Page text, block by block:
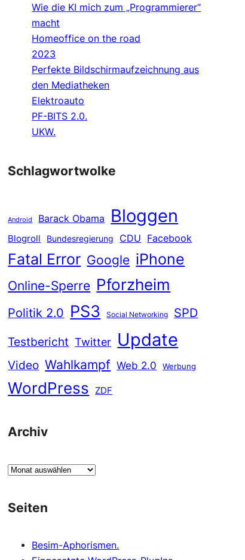
Wie die KI mich zum „Programmierer“
macht
Homeoffice on the road
2023
Perfekte Bildschirmaufzeichnung aus
den Mediatheken
Elektroauto
PF-BITS 2.0.
UKW.
Schlagwortwolke
Android Barack Obama Bloggen
Blogroll Bundesregierung CDU Facebook
Fatal Error Google iPhone
Online-Sperre Pforzheim
Politik 2.0 PS3 Social Networking
SPD
Testbericht Twitter Update
Video Wahlkampf Web 2.0 Werbung
WordPress ZDF
Archiv
A
h
Seiten
Besim-Aphorismen.